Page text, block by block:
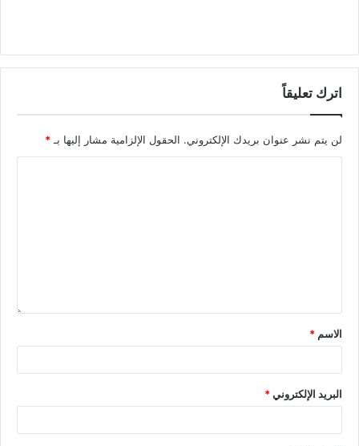
اترك تعليقاً
لن يتم نشر عنوان بريدك الإلكتروني. الحقول الإلزامية مشار إليها بـ*
الاسم *
البريد الإلكتروني*